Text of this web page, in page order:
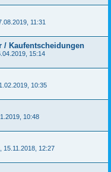
11:31
/ Kaufentscheidungen
15:14
10:35
10:48
15.11.2018, 12:27